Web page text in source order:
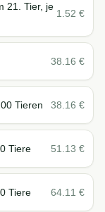
21. Tier, je
1.52 €
38.16 €
Tieren 38.16 €
Tiere 51.13 €
Tiere 64.11 €